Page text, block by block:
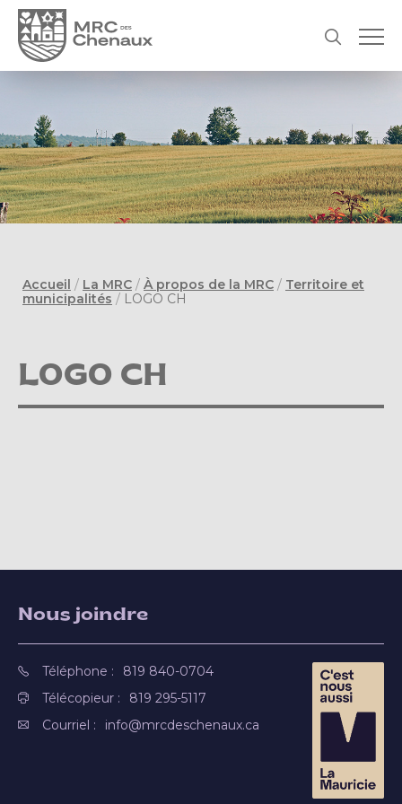
Accueil / La MRC / À propos de la MRC / Territoire et
municipalités / LOGO CH
LOGO CH
Nous joindre
Téléphone :
819 840-0704
Télécopieur :
819 295-5117
Courriel :
info@mrcdeschenaux.ca